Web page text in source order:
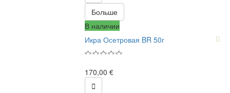
Больше
В наличии
Икра Осетровая BR 50г
170,00 €
